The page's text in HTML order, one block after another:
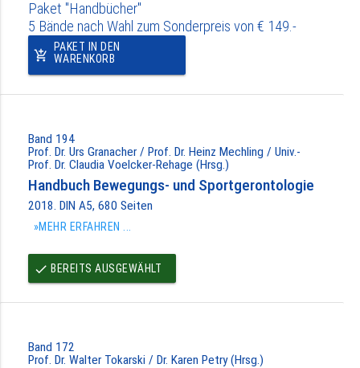
Paket "Handbücher"
5 Bände nach Wahl zum Sonderpreis von € 149.-
add_shopping_cart
PAKET IN DEN
WARENKORB
Band 194
Prof. Dr. Urs Granacher / Prof. Dr. Heinz Mechling / Univ.-
Prof. Dr. Claudia Voelcker-Rehage (Hrsg.)
Handbuch Bewegungs- und Sportgerontologie
2018. DIN A5, 680 Seiten
»MEHR ERFAHREN ...
done BEREITS AUSGEWÄHLT
Band 172
Prof. Dr. Walter Tokarski / Dr. Karen Petry (Hrsg.)